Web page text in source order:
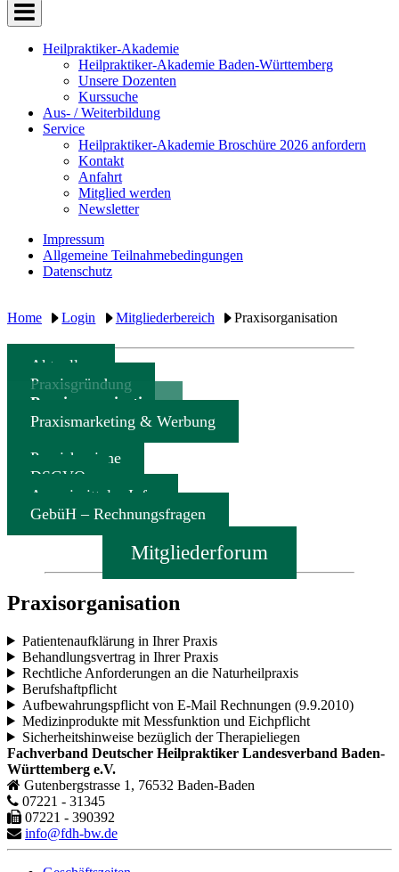
Heilpraktiker-Akademie
Heilpraktiker-Akademie Baden-Württemberg
Unsere Dozenten
Kurssuche
Aus- / Weiterbildung
Service
Heilpraktiker-Akademie Broschüre 2026 anfordern
Kontakt
Anfahrt
Mitglied werden
Newsletter
Impressum
Allgemeine Teilnahmebedingungen
Datenschutz
Home Login Mitgliederbereich Praxisorganisation
Aktuelles
Praxisgründung
Praxisorganisation
Praxismarketing & Werbung
Praxishygiene
DSGVO
Arzneimittel – Info
GebüH – Rechnungsfragen
Mitgliederforum
Praxisorganisation
Patientenaufklärung in Ihrer Praxis
Behandlungsvertrag in Ihrer Praxis
Rechtliche Anforderungen an die Naturheilpraxis
Berufshaftpflicht
Aufbewahrungspflicht von E-Mail Rechnungen (9.9.2010)
Medizinprodukte mit Messfunktion und Eichpflicht
Sicherheitshinweise bezüglich der Therapieliegen
Fachverband Deutscher Heilpraktiker Landesverband Baden-
Württemberg e.V.
Gutenbergstrasse 1, 76532 Baden-Baden
07221 - 31345
07221 - 390392
info@fdh-bw.de